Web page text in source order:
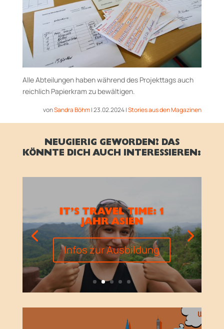
Alle Abteilungen haben während des Projekttags auch
reichlich Papierkram zu bewältigen.
vonSandra Böhm|23.02.2024|Stories aus den Magazinen
NEUGIERIG GEWORDEN? DAS
KÖNNTE DICH AUCH INTERESSIEREN:
IT’S TRAVEL TIME: 1
JAHR ASIEN
Infos zur Ausbildung